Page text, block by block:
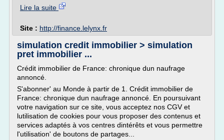
Lire la suite
Site : http://finance.lelynx.fr
simulation credit immobilier > simulation
pret immobilier ...
Crédit immobilier de France: chronique dun naufrage
annoncé.
S'abonner' au Monde à partir de 1. Crédit immobilier de
France: chronique dun naufrage annoncé. En poursuivant
votre navigation sur ce site, vous acceptez nos CGV et
lutilisation de cookies pour vous proposer des contenus et
services adaptés à vos centres dintérêts et vous permettre
l'utilisation' de boutons de partages...